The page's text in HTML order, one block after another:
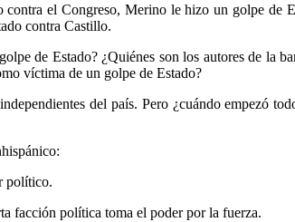
el Congreso, Merino le hizo un golpe de
contra Castillo.
de Estado? ¿Quiénes son los autores de la
víctima de un golpe de Estado?
del país. Pero ¿cuándo empezó
político.
facción política toma el poder por la fuerza.